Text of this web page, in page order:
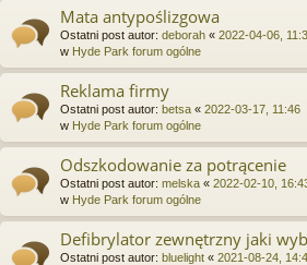
Mata antypoślizgowa
Ostatni post autor: deborah « 2022-04-06,
w Hyde Park forum ogólne
Reklama firmy
Ostatni post autor: betsa « 2022-03-17, 11:46
w Hyde Park forum ogólne
Odszkodowanie za potrącenie
Ostatni post autor: melska « 2022-02-10,
w Hyde Park forum ogólne
Defibrylator zewnętrzny jaki
Ostatni post autor: bluelight « 2021-08-24,